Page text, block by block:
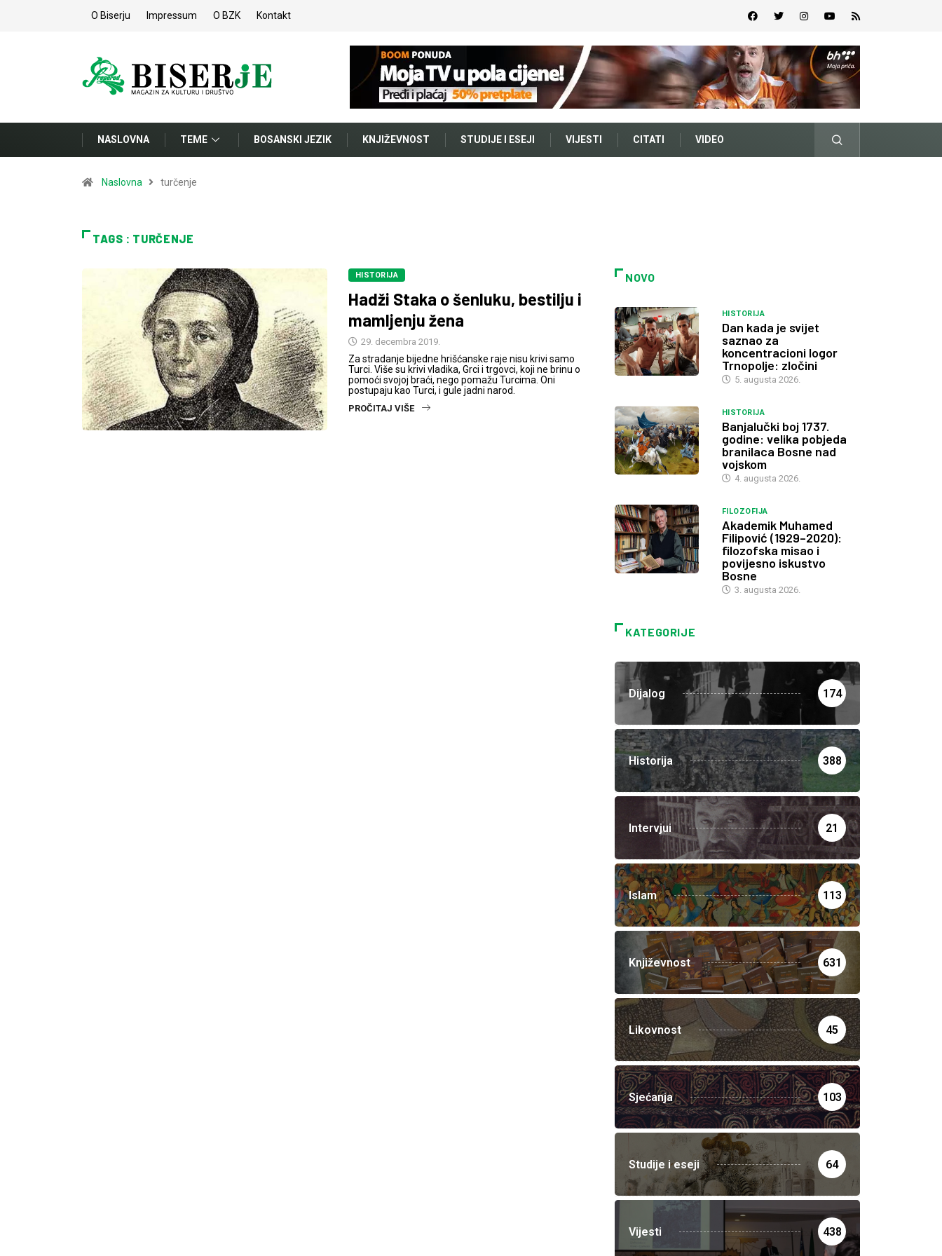
O Biserju Impressum O BZK Kontakt
NASLOVNA TEME BOSANSKI JEZIK KNJIŽEVNOST STUDIJE I ESEJI VIJESTI CITATI VIDEO
Naslovna turčenje
TAGS : TURČENJE
HISTORIJA
Hadži Staka o šenluku, bestilju i
mamljenju žena
29. decembra 2019.
Za stradanje bijedne hrišćanske raje nisu krivi samo
Turci. Više su krivi vladika, Grci i trgovci, koji ne brinu o
pomoći svojoj braći, nego pomažu Turcima. Oni
postupaju kao Turci, i gule jadni narod.
PROČITAJ VIŠE
NOVO
HISTORIJA
Dan kada je svijet
saznao za
koncentracioni logor
Trnopolje: zločini
5. augusta 2026.
HISTORIJA
Banjalučki boj 1737.
godine: velika pobjeda
branilaca Bosne nad
vojskom
4. augusta 2026.
FILOZOFIJA
Akademik Muhamed
Filipović (1929–2020):
filozofska misao i
povijesno iskustvo
Bosne
3. augusta 2026.
KATEGORIJE
Dijalog 174
Historija 388
Intervjui 21
Islam 113
Književnost 631
Likovnost 45
Sjećanja 103
Studije i eseji 64
Vijesti 438